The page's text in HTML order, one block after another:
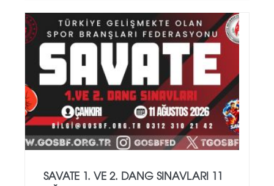
SAVATE 1. VE 2. DANG SINAVLARI 11